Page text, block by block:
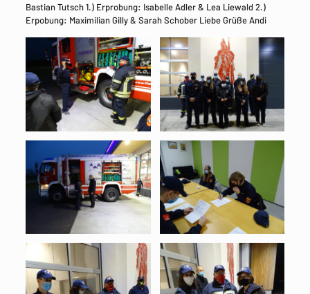
Bastian Tutsch 1.) Erprobung: Isabelle Adler & Lea Liewald 2.)
Erpobung: Maximilian Gilly & Sarah Schober Liebe Grüße Andi